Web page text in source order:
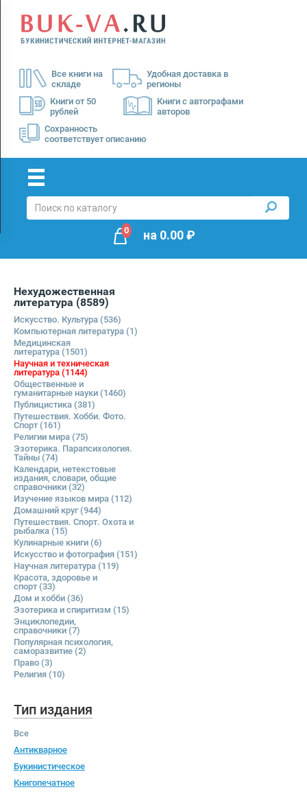
Все книги на
складе
Удобная доставка в
регионы
Книги от 50
рублей
Книги с автографами
авторов
Сохранность
соответствует описанию
Menu
Доставка
Оплата
0 на 0.00₽
Нехудожественная
литература (8589)
Искусство. Культура (536)
Компьютерная литература (1)
Медицинская
литература (1501)
Научная и техническая
литература (1144)
Общественные и
гуманитарные науки (1460)
Публицистика (381)
Путешествия. Хобби. Фото.
Спорт(161)
Религии мира (75)
Эзотерика. Парапсихология.
Тайны (74)
Календари, нетекстовые
издания, словари, общие
справочники (32)
Изучение языков мира (112)
Домашний круг(944)
Путешествия. Спорт. Охота и
рыбалка (15)
Кулинарные книги (6)
Искусство и фотография (151)
Научная литература (119)
Красота, здоровье и
спорт(33)
Дом и хобби (36)
Эзотерика и спиритизм (15)
Энциклопедии,
справочники (7)
Популярная психология,
саморазвитие (2)
Право (3)
Религия (10)
Тип издания
Все
Антикварное
Букинистическое
Книгопечатное